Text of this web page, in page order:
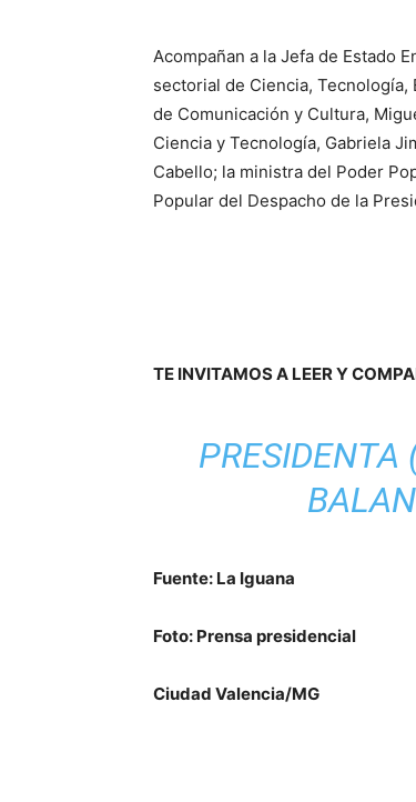
Acompañan a la Jefa de Estado
sectorial de Ciencia,
de Comunicación y Cultura,
Ciencia y Tecnología, Gabriela
Cabello; la ministra del Poder
Popular del Despacho de la
TE INVITAMOS A LEER Y
PRESIDENTA
Fuente: La Iguana
Foto: Prensa presidencial
Ciudad Valencia/MG